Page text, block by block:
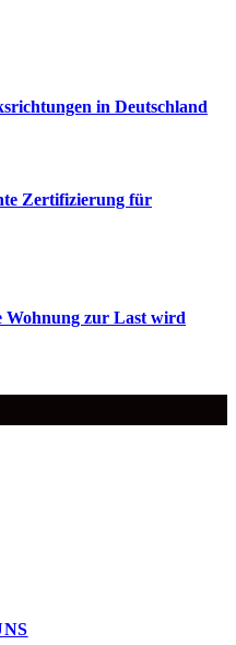
in Deutschland
Zertifizierung für
Wohnung zur Last wird